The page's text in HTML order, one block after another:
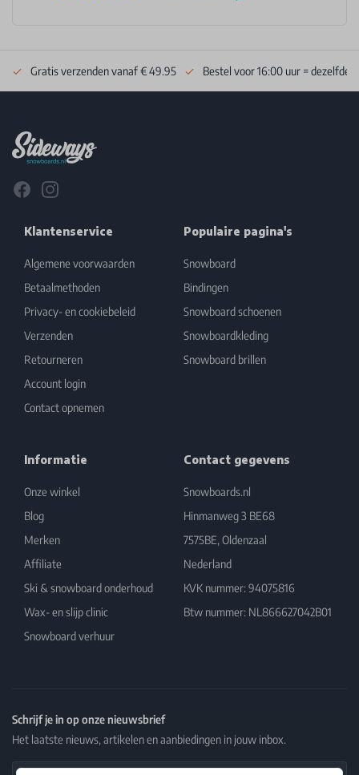
Gratis verzenden vanaf € 49.95 Bestel voor 16:00 uur = dezelfde
FacebookInstagram
Klantenservice
Algemene voorwaarden
Betaalmethoden
Privacy- en cookiebeleid
Verzenden
Retourneren
Account login
Contact opnemen
Populaire pagina's
Snowboard
Bindingen
Snowboard schoenen
Snowboardkleding
Snowboard brillen
Informatie
Onze winkel
Blog
Merken
Affiliate
Ski & snowboard onderhoud
Wax- en slijp clinic
Snowboard verhuur
Contact gegevens
Snowboards.nl
Hinmanweg 3 BE68
7575BE, Oldenzaal
Nederland
KVK nummer: 94075816
Btw nummer: NL866627042B01
Schrijf je in op onze nieuwsbrief
Het laatste nieuws, artikelen en aanbiedingen in jouw inbox.
Email Address